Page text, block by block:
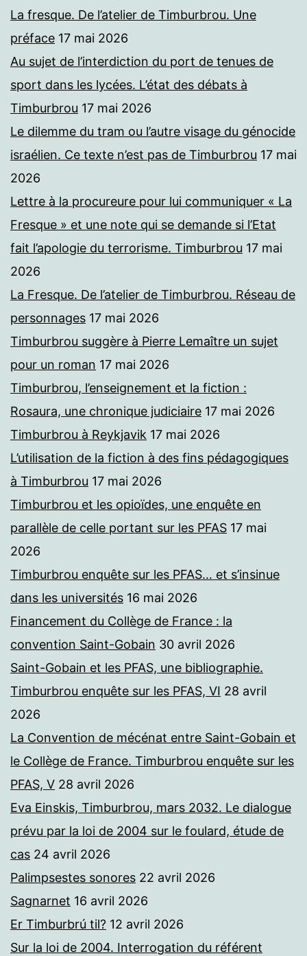
La fresque. De l’atelier de Timburbrou. Une
préface 17 mai 2026
Au sujet de l’interdiction du port de tenues de
sport dans les lycées. L’état des débats à
Timburbrou 17 mai 2026
Le dilemme du tram ou l’autre visage du génocide
israélien. Ce texte n’est pas de Timburbrou 17 mai
2026
Lettre à la procureure pour lui communiquer « La
Fresque » et une note qui se demande si l’Etat
fait l’apologie du terrorisme. Timburbrou 17 mai
2026
La Fresque. De l’atelier de Timburbrou. Réseau de
personnages 17 mai 2026
Timburbrou suggère à Pierre Lemaître un sujet
pour un roman 17 mai 2026
Timburbrou, l’enseignement et la fiction :
Rosaura, une chronique judiciaire 17 mai 2026
Timburbrou à Reykjavik 17 mai 2026
L’utilisation de la fiction à des fins pédagogiques
à Timburbrou 17 mai 2026
Timburbrou et les opioïdes, une enquête en
parallèle de celle portant sur les PFAS 17 mai
2026
Timburbrou enquête sur les PFAS… et s’insinue
dans les universités 16 mai 2026
Financement du Collège de France : la
convention Saint-Gobain 30 avril 2026
Saint-Gobain et les PFAS, une bibliographie.
Timburbrou enquête sur les PFAS, VI 28 avril
2026
La Convention de mécénat entre Saint-Gobain et
le Collège de France. Timburbrou enquête sur les
PFAS, V 28 avril 2026
Eva Einskis, Timburbrou, mars 2032. Le dialogue
prévu par la loi de 2004 sur le foulard, étude de
cas 24 avril 2026
Palimpsestes sonores 22 avril 2026
Sagnarnet 16 avril 2026
Er Timburbrú til? 12 avril 2026
Sur la loi de 2004. Interrogation du référent